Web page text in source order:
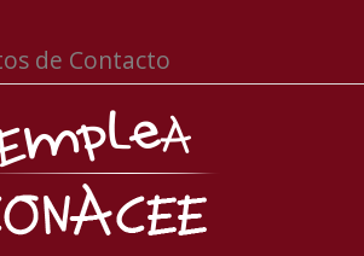
de Contacto